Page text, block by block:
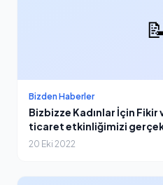
Bizden Haberler
Bizbizze Kadınlar İçin Fikir
ticaret etkinliğimizi
20 Eki 2022